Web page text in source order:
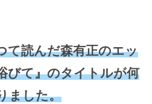
て読んだ森有正のエッ
びて』のタイトルが何
ました。